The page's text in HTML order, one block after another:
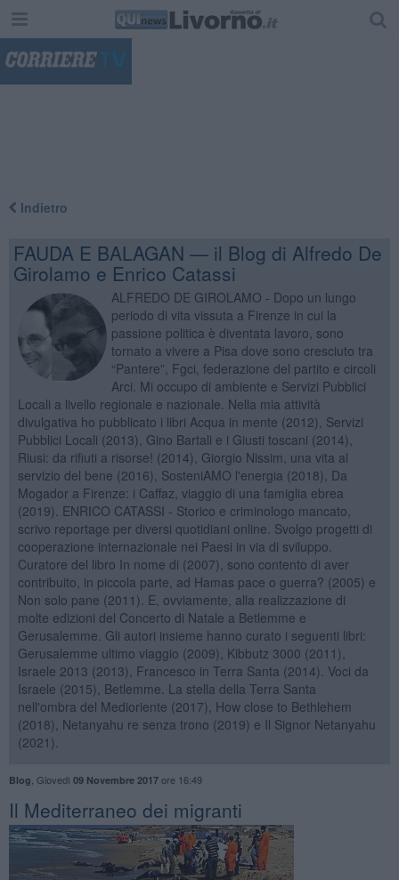
Indietro
FAUDA E BALAGAN — il Blog di Alfredo De
Girolamo e Enrico Catassi
ALFREDO DE GIROLAMO - Dopo un lungo
periodo di vita vissuta a Firenze in cui la
passione politica è diventata lavoro, sono
tornato a vivere a Pisa dove sono cresciuto tra
“Pantere”, Fgci, federazione del partito e circoli
Arci. Mi occupo di ambiente e Servizi Pubblici
Locali a livello regionale e nazionale. Nella mia attività
divulgativa ho pubblicato i libri Acqua in mente (2012), Servizi
Pubblici Locali (2013), Gino Bartali e i Giusti toscani (2014),
Riusi: da rifiuti a risorse! (2014), Giorgio Nissim, una vita al
servizio del bene (2016), SosteniAMO l'energia (2018), Da
Mogador a Firenze: i Caffaz, viaggio di una famiglia ebrea
(2019). ENRICO CATASSI - Storico e criminologo mancato,
scrivo reportage per diversi quotidiani online. Svolgo progetti di
cooperazione internazionale nei Paesi in via di sviluppo.
Curatore del libro In nome di (2007), sono contento di aver
contribuito, in piccola parte, ad Hamas pace o guerra? (2005) e
Non solo pane (2011). E, ovviamente, alla realizzazione di
molte edizioni del Concerto di Natale a Betlemme e
Gerusalemme. Gli autori insieme hanno curato i seguenti libri:
Gerusalemme ultimo viaggio (2009), Kibbutz 3000 (2011),
Israele 2013 (2013), Francesco in Terra Santa (2014). Voci da
Israele (2015), Betlemme. La stella della Terra Santa
nell'ombra del Medioriente (2017), How close to Bethlehem
(2018), Netanyahu re senza trono (2019) e Il Signor Netanyahu
(2021).
Blog Giovedì 09 Novembre 2017ore 16:49
Il Mediterraneo dei migranti